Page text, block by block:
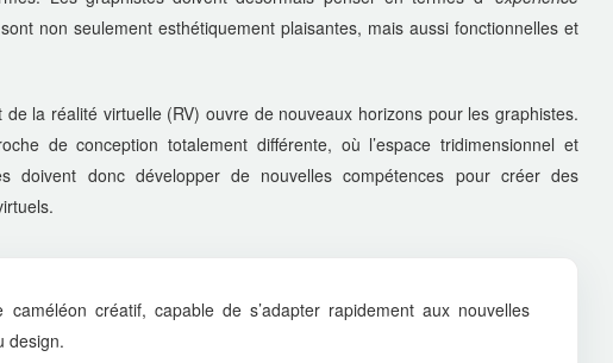
non seulement esthétiquement plaisantes, mais aussi fonctionnelles et
la réalité virtuelle (RV) ouvre de nouveaux horizons pour les graphistes.
de conception totalement différente, où l’espace tridimensionnel et
doivent donc développer de nouvelles compétences pour créer des
créatif, capable de s’adapter rapidement aux nouvelles
design.